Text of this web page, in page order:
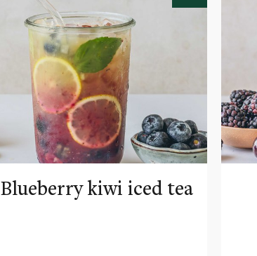
Blueberry kiwi iced tea